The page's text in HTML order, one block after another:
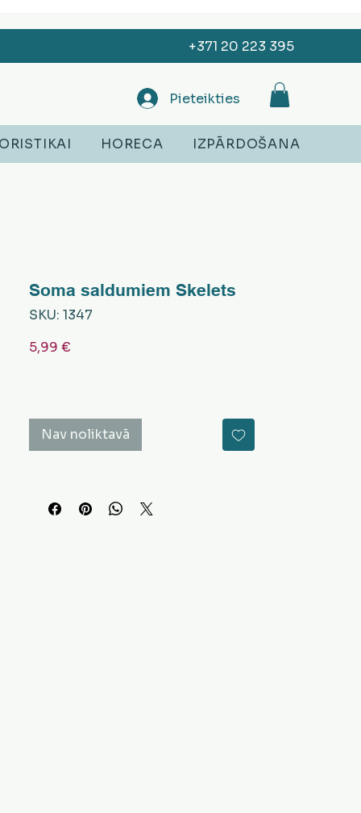
+371 20 223 395
Pieteikties
HORECA IZPĀRDOŠANA
Soma saldumiem Skelets
SKU: 1347
5,99 €
Nav noliktavā